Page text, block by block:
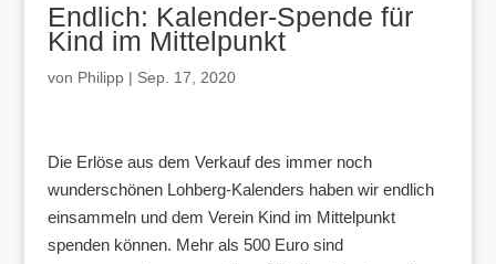
Endlich: Kalender-Spende für
Kind im Mittelpunkt
von Philipp| Sep. 17, 2020
Die Erlöse aus dem Verkauf des immer noch
wunderschönen Lohberg-Kalenders haben wir endlich
einsammeln und dem Verein Kind im Mittelpunkt
spenden können. Mehr als 500 Euro sind